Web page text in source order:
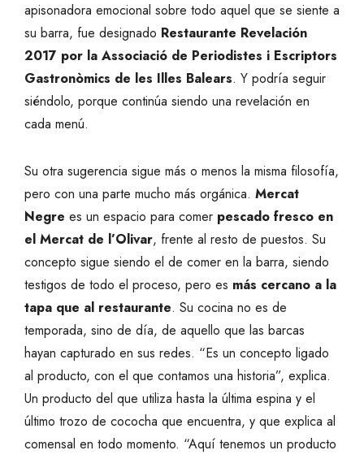
apisonadora emocional sobre todo aquel que se siente a
su barra, fue designado Restaurante Revelación
2017 por la Associació de Periodistes i Escriptors
Gastronòmics de les Illes Balears. Y podría seguir
siéndolo, porque continúa siendo una revelación en
cada menú.
Su otra sugerencia sigue más o menos la misma filosofía,
pero con una parte mucho más orgánica. Mercat
Negre es un espacio para comer pescado fresco en
el Mercat de l’Olivar, frente al resto de puestos. Su
concepto sigue siendo el de comer en la barra, siendo
testigos de todo el proceso, pero es más cercano a la
tapa que al restaurante. Su cocina no es de
temporada, sino de día, de aquello que las barcas
hayan capturado en sus redes. “Es un concepto ligado
al producto, con el que contamos una historia”, explica.
Un producto del que utiliza hasta la última espina y el
último trozo de cococha que encuentra, y que explica al
comensal en todo momento. “Aquí tenemos un producto